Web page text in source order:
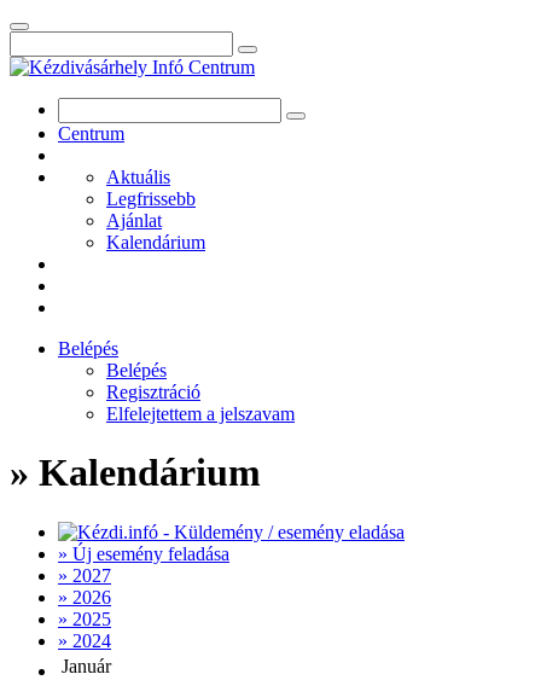
Centrum
Aktuális
Legfrissebb
Ajánlat
Kalendárium
Belépés
Belépés
Regisztráció
Elfelejtettem a jelszavam
» Kalendárium
» Új esemény feladása
» 2027
» 2026
» 2025
» 2024
Január